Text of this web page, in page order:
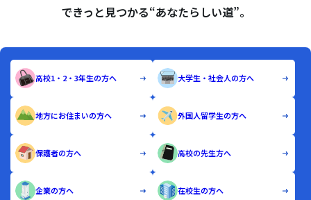
できっと見つかる“あなたらしい道”。
高校1・2・3年生の方へ 大学生・社会人の方へ
地方にお住まいの方へ 外国人留学生の方へ
保護者の方へ 高校の先生方へ
企業の方へ 在校生の方へ